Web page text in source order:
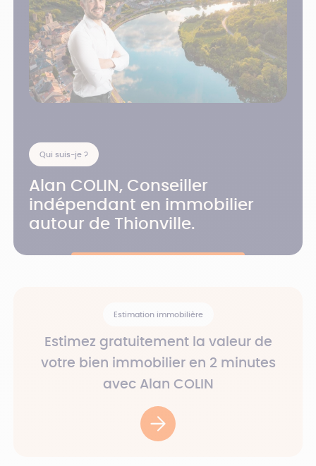
Qui suis-je ?
Alan COLIN, Conseiller
indépendant en immobilier
autour de Thionville.
Estimation immobilière
Estimez gratuitement la valeur de
votre bien immobilier en 2 minutes
avec Alan COLIN